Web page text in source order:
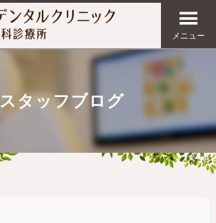
メニュー
スタッフブログ